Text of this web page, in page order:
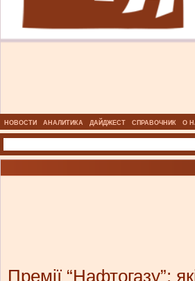
НОВОСТИ АНАЛИТИКА ДАЙДЖЕСТ СПРАВОЧНИК О
Премії “Нафтогазу”: